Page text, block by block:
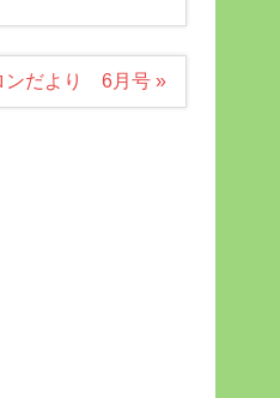
ンだより 6月号 »